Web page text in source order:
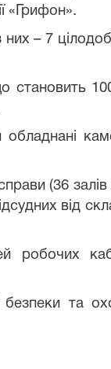
«Грифон».
них – 7
100
(36
від
робочих
та